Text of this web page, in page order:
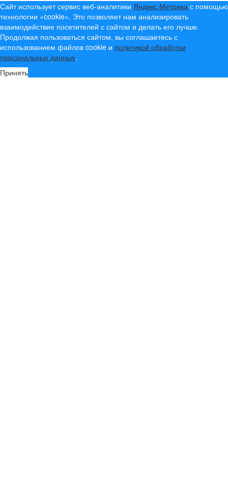
Сайт использует сервис веб-аналитики Яндекс Метрика с помощью
технологии «cookie». Это позволяет нам анализировать
взаимодействие посетителей с сайтом и делать его лучше.
Продолжая пользоваться сайтом, вы соглашаетесь с
использованием файлов cookie и политикой обработки
персональных данных.
Принять